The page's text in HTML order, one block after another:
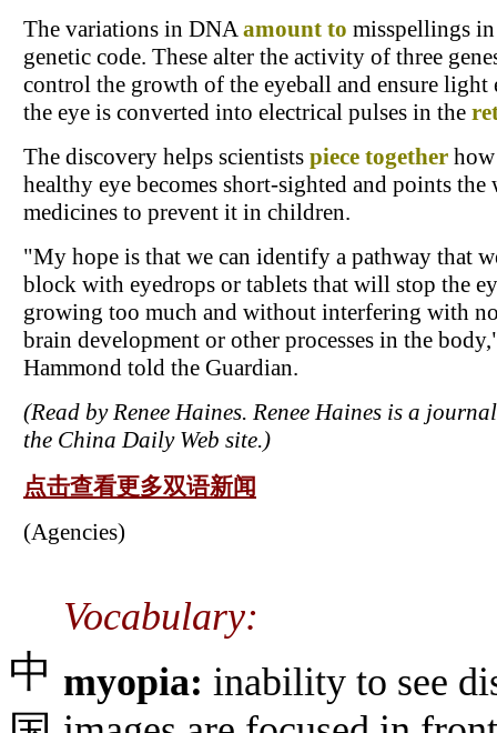
The variations in DNAamount to misspellings
genetic code. These alter the activity of three
control the growth of the eyeball and ensure light
the eye is converted into electrical pulses in the
The discovery helps scientists piece together
healthy eye becomes short-sighted and points the
medicines to prevent it in children.
"My hope is that we can identify a pathway that
block with eyedrops or tablets that will stop the
growing too much and without interfering with
brain development or other processes in the
Hammond told the Guardian.
(Read by Renee Haines. Renee Haines is a
the China Daily Web site.)
点击查看更多双语新闻
(Agencies)
Vocabulary:
myopia: inability to see
中